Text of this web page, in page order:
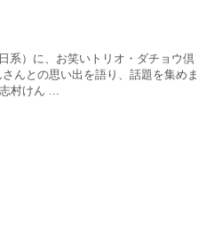
系）に、お笑いトリオ・ダチョウ倶
んとの思い出を語り、話題を集めま
村けん ...